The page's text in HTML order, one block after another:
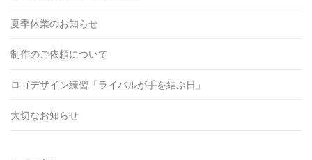
夏季休業のお知らせ
制作のご依頼について
ロゴデザイン練習「ライバルが手を結ぶ日」
大切なお知らせ